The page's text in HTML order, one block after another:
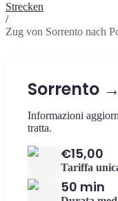
Strecken
/
Zug von Sorrento nach
Sorrento
Informazioni
tratta.
€15,00
Tariffa
50 min